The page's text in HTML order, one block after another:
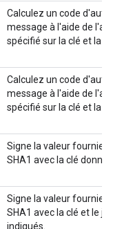
Calculez un code
message à l'aide de
spécifié sur la clé et la
Calculez un code
message à l'aide de
spécifié sur la clé et la
Signe la valeur fournie
SHA1 avec la clé
Signe la valeur fournie
SHA1 avec la clé et le
indiqués.